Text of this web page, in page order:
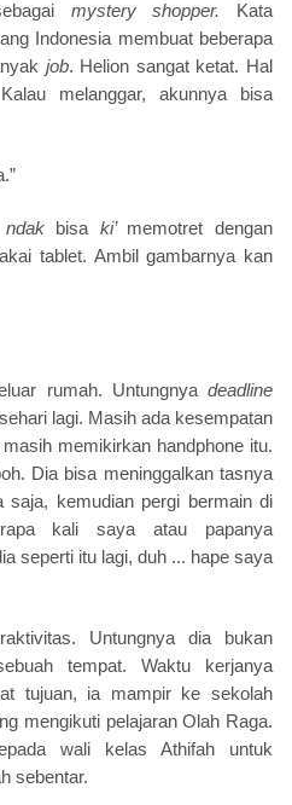
mystery shopper. Kata
Indonesia membuat beberapa
job. Helion sangat ketat. Hal
melanggar, akunnya bisa
ndak bisa ki’ memotret dengan
tablet. Ambil gambarnya kan
rumah. Untungnya deadline
lagi. Masih ada kesempatan
memikirkan handphone itu.
Dia bisa meninggalkan tasnya
saja, kemudian pergi bermain di
kali saya atau papanya
seperti itu lagi, duh ... hape saya
Untungnya dia bukan
tempat. Waktu kerjanya
tujuan, ia mampir ke sekolah
mengikuti pelajaran Olah Raga.
wali kelas Athifah untuk
sebentar.